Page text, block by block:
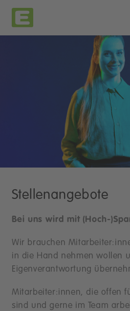
Stellenangebote
Bei uns wird mit (Hoch-
Wir brauchen
in die Hand nehmen wollen
Eigenverantwortung
Mitarbeiter:innen, die offen
sind und gerne im Team